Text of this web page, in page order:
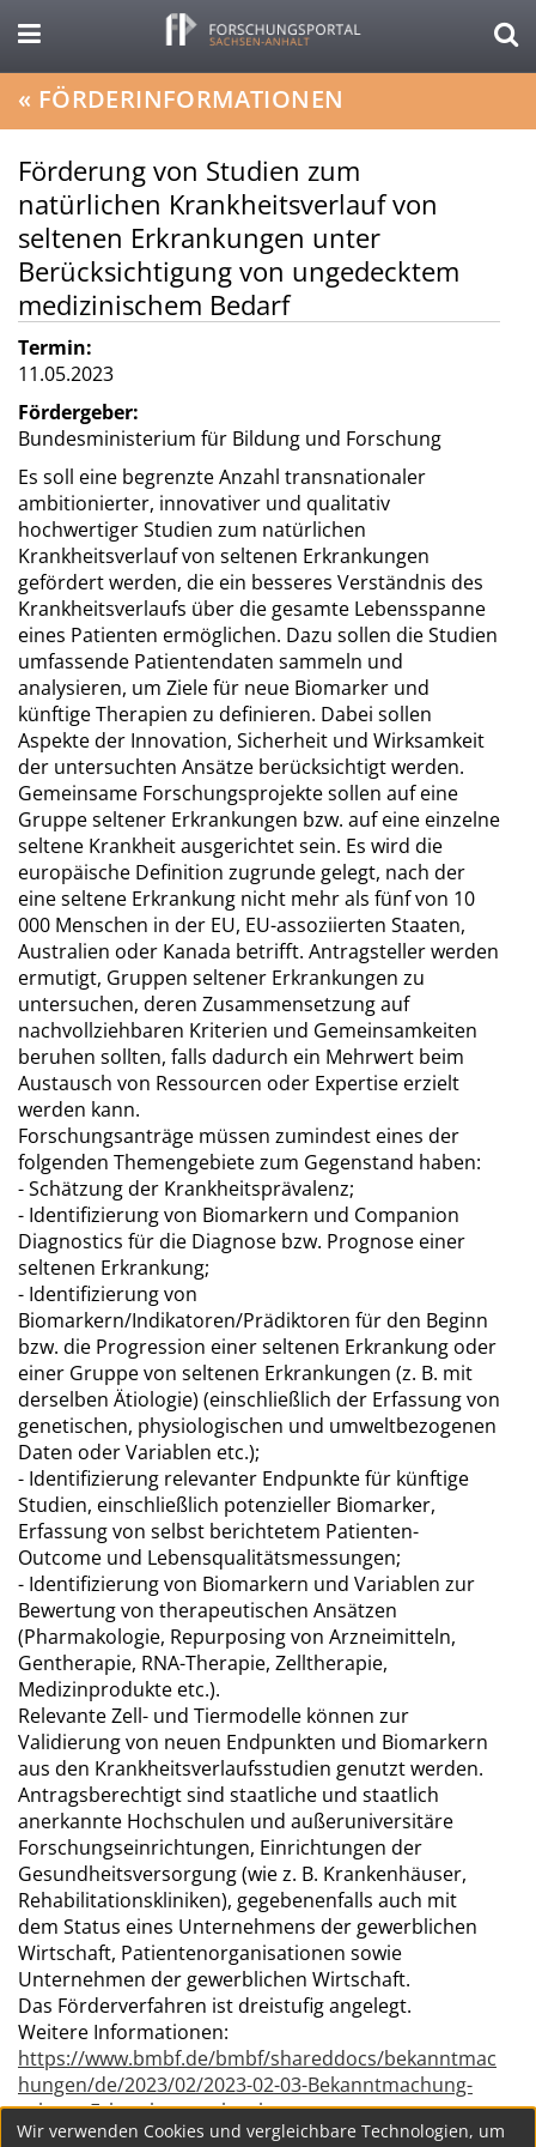
« FÖRDERINFORMATIONEN
Förderung von Studien zum
natürlichen Krankheitsverlauf von
seltenen Erkrankungen unter
Berücksichtigung von ungedecktem
medizinischem Bedarf
Termin:
11.05.2023
Fördergeber:
Bundesministerium für Bildung und Forschung
Es soll eine begrenzte Anzahl transnationaler
ambitionierter, innovativer und qualitativ
hochwertiger Studien zum natürlichen
Krankheitsverlauf von seltenen Erkrankungen
gefördert werden, die ein besseres Verständnis des
Krankheitsverlaufs über die gesamte Lebensspanne
eines Patienten ermöglichen. Dazu sollen die Studien
umfassende Patientendaten sammeln und
analysieren, um Ziele für neue Biomarker und
künftige Therapien zu definieren. Dabei sollen
Aspekte der Innovation, Sicherheit und Wirksamkeit
der untersuchten Ansätze berücksichtigt werden.
Gemeinsame Forschungsprojekte sollen auf eine
Gruppe seltener Erkrankungen bzw. auf eine einzelne
seltene Krankheit ausgerichtet sein. Es wird die
europäische Definition zugrunde gelegt, nach der
eine seltene Erkrankung nicht mehr als fünf von 10
000 Menschen in der EU, EU-assoziierten Staaten,
Australien oder Kanada betrifft. Antragsteller werden
ermutigt, Gruppen seltener Erkrankungen zu
untersuchen, deren Zusammensetzung auf
nachvollziehbaren Kriterien und Gemeinsamkeiten
beruhen sollten, falls dadurch ein Mehrwert beim
Austausch von Ressourcen oder Expertise erzielt
werden kann.
Forschungsanträge müssen zumindest eines der
folgenden Themengebiete zum Gegenstand haben:
- Schätzung der Krankheitsprävalenz;
- Identifizierung von Biomarkern und Companion
Diagnostics für die Diagnose bzw. Prognose einer
seltenen Erkrankung;
- Identifizierung von
Biomarkern/Indikatoren/Prädiktoren für den Beginn
bzw. die Progression einer seltenen Erkrankung oder
einer Gruppe von seltenen Erkrankungen (z. B. mit
derselben Ätiologie) (einschließlich der Erfassung von
genetischen, physiologischen und umweltbezogenen
Daten oder Variablen etc.);
- Identifizierung relevanter Endpunkte für künftige
Studien, einschließlich potenzieller Biomarker,
Erfassung von selbst berichtetem Patienten-
Outcome und Lebensqualitätsmessungen;
- Identifizierung von Biomarkern und Variablen zur
Bewertung von therapeutischen Ansätzen
(Pharmakologie, Repurposing von Arzneimitteln,
Gentherapie, RNA-Therapie, Zelltherapie,
Medizinprodukte etc.).
Relevante Zell- und Tiermodelle können zur
Validierung von neuen Endpunkten und Biomarkern
aus den Krankheitsverlaufsstudien genutzt werden.
Antragsberechtigt sind staatliche und staatlich
anerkannte Hochschulen und außeruniversitäre
Forschungseinrichtungen, Einrichtungen der
Gesundheitsversorgung (wie z. B. Krankenhäuser,
Rehabilitationskliniken), gegebenenfalls auch mit
dem Status eines Unternehmens der gewerblichen
Wirtschaft, Patientenorganisationen sowie
Unternehmen der gewerblichen Wirtschaft.
Das Förderverfahren ist dreistufig angelegt.
Weitere Informationen:
https://www.bmbf.de/bmbf/shareddocs/bekanntmac
hungen/de/2023/02/2023-02-03-Bekanntmachung-
seltene-Erkrankungen.html
Wir verwenden Cookies und vergleichbare Technologien, um